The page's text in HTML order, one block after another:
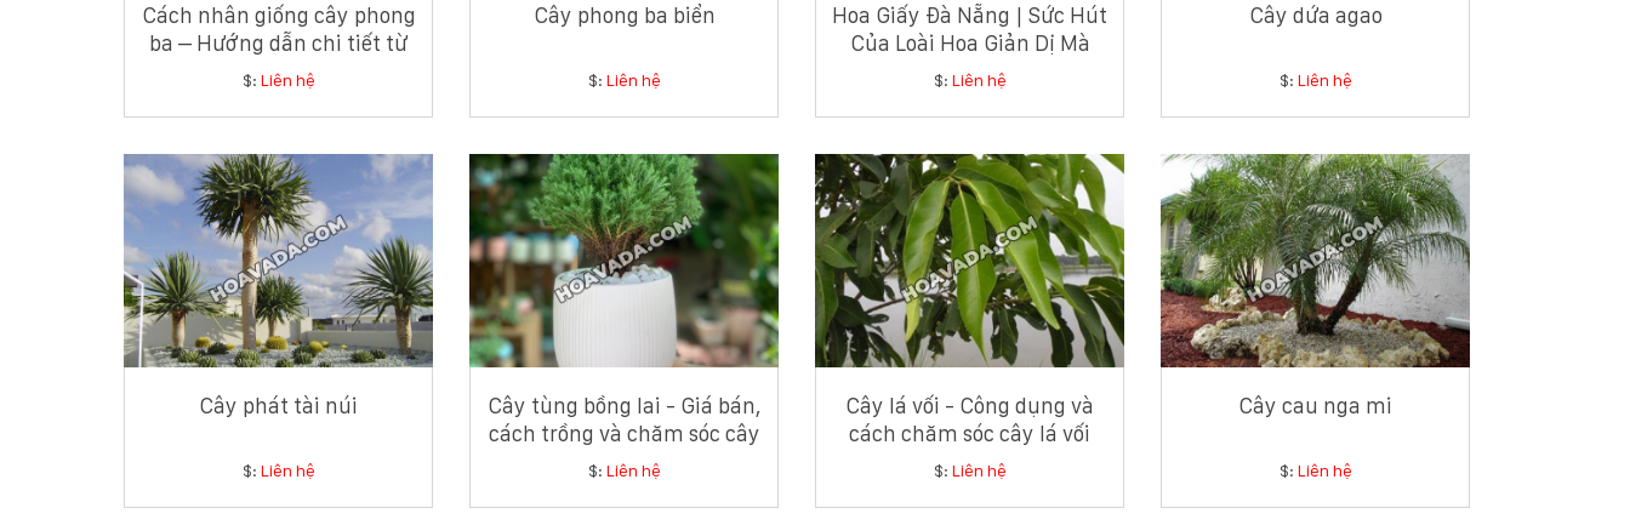
Cách nhân giống cây phong
ba – Hướng dẫn chi tiết từ
chuyên gia cây xanh ven
$: Liên hệ
Cây phong ba biển
$: Liên hệ
Hoa Giấy Đà Nẵng | Sức Hút
Của Loài Hoa Giản Dị Mà
Tinh Tế
$: Liên hệ
Cây dứa agao
$: Liên hệ
Cây phát tài núi
$: Liên hệ
Cây tùng bồng lai - Giá bán,
cách trồng và chăm sóc cây
tùng bồng lai
$: Liên hệ
Cây lá vối - Công dụng và
cách chăm sóc cây lá vối
$: Liên hệ
Cây cau nga mi
$: Liên hệ